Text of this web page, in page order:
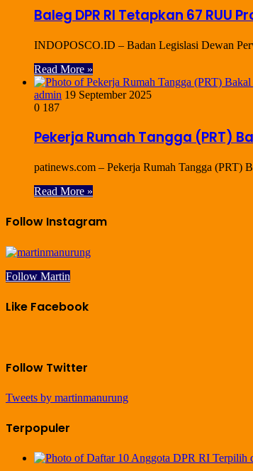
Baleg DPR RI Tetapkan 67 RUU
INDOPOSCO.ID – Badan Legislasi Dewan
Read More »
admin 19 September 2025
0 187
Pekerja Rumah Tangga (PRT)
patinews.com – Pekerja Rumah Tangga (PRT)
Read More »
Follow Instagram
Follow Martin
Like Facebook
Follow Twitter
Tweets by martinmanurung
Terpopuler